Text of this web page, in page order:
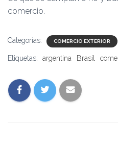
comercio.
Categorías: COMERCIO EXTERIOR
Etiquetas: argentina Brasil